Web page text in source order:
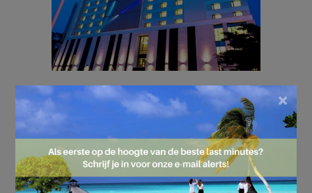
Schitterend Warschau!
Vertrek nu richting een 4* stedentrip.
Nu voor slechts 99 euro.
×